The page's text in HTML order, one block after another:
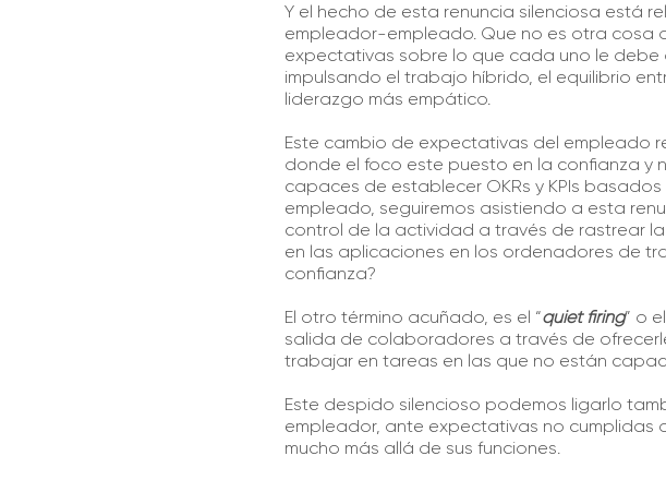
Y el hecho de esta renuncia silenciosa está
empleador-empleado. Que no es otra cosa
expectativas sobre lo que cada uno le
impulsando el trabajo híbrido, el equilibrio
liderazgo más empático.
Este cambio de expectativas del empleado
donde el foco este puesto en la confianza y
capaces de establecer OKRs y KPIs
empleado, seguiremos asistiendo a esta
control de la actividad a través de rastrear
en las aplicaciones en los ordenadores de
confianza?
El otro término acuñado, es el “quiet firing” o
salida de colaboradores a través de
trabajar en tareas en las que no están
Este despido silencioso podemos ligarlo
empleador, ante expectativas no
mucho más allá de sus funciones.